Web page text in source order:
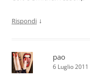
Rispondi ↓
pao
6 Luglio